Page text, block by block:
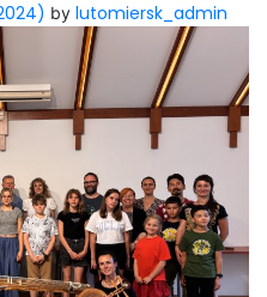
by lutomiersk_admin